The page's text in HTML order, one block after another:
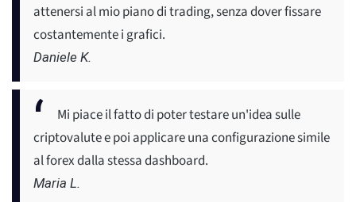
attenersi al mio piano di trading, senza dover fissare
costantemente i grafici.
Daniele K.
Mi piace il fatto di poter testare un'idea sulle
criptovalute e poi applicare una configurazione simile
al forex dalla stessa dashboard.
Maria L.